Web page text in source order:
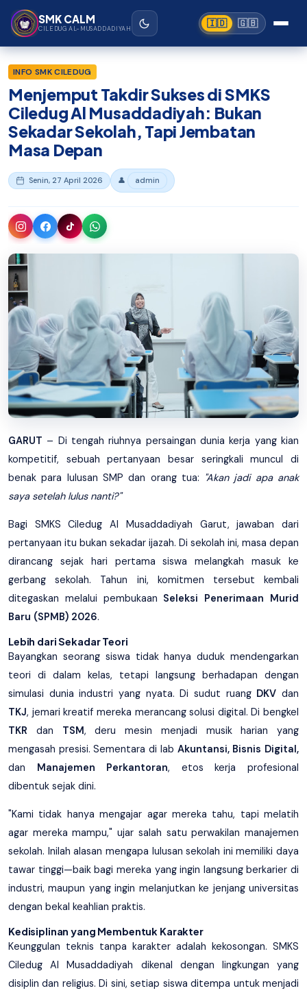
Lewati ke konten utama
SMK CALM
CILEDUG AL-MUSADDADIYAH 🇮🇩 🇬🇧
Beranda
INFO SMK CILEDUG
Menjemput Takdir Sukses di SMKS
Ciledug Al Musaddadiyah: Bukan
Sekadar Sekolah, Tapi Jembatan
Masa Depan
Senin, 27 April 2026 👤 admin
GARUT – Di tengah riuhnya persaingan dunia kerja yang kian
kompetitif, sebuah pertanyaan besar seringkali muncul di
benak para lulusan SMP dan orang tua: "Akan jadi apa anak
saya setelah lulus nanti?"
Bagi SMKS Ciledug Al Musaddadiyah Garut, jawaban dari
pertanyaan itu bukan sekadar ijazah. Di sekolah ini, masa depan
dirancang sejak hari pertama siswa melangkah masuk ke
gerbang sekolah. Tahun ini, komitmen tersebut kembali
ditegaskan melalui pembukaan Seleksi Penerimaan Murid
Baru (SPMB) 2026.
Lebih dari Sekadar Teori
Bayangkan seorang siswa tidak hanya duduk mendengarkan
teori di dalam kelas, tetapi langsung berhadapan dengan
simulasi dunia industri yang nyata. Di sudut ruang DKV dan
TKJ, jemari kreatif mereka merancang solusi digital. Di bengkel
TKR dan TSM, deru mesin menjadi musik harian yang
mengasah presisi. Sementara di lab Akuntansi, Bisnis Digital,
dan Manajemen Perkantoran, etos kerja profesional
dibentuk sejak dini.
"Kami tidak hanya mengajar agar mereka tahu, tapi melatih
agar mereka mampu," ujar salah satu perwakilan manajemen
sekolah. Inilah alasan mengapa lulusan sekolah ini memiliki daya
tawar tinggi—baik bagi mereka yang ingin langsung berkarier di
industri, maupun yang ingin melanjutkan ke jenjang universitas
dengan bekal keahlian praktis.
Kedisiplinan yang Membentuk Karakter
Keunggulan teknis tanpa karakter adalah kekosongan. SMKS
Ciledug Al Musaddadiyah dikenal dengan lingkungan yang
disiplin dan religius. Di sini, setiap siswa ditempa untuk menjadi